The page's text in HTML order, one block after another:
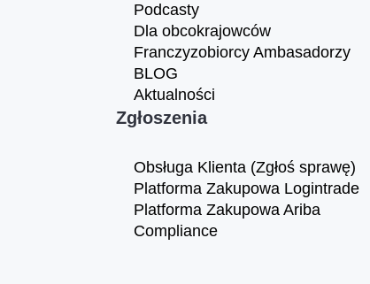
Podcasty
Dla obcokrajowców
Franczyzobiorcy Ambasadorzy
BLOG
Aktualności
Zgłoszenia
Obsługa Klienta (Zgłoś sprawę)
Platforma Zakupowa Logintrade
Platforma Zakupowa Ariba
Compliance